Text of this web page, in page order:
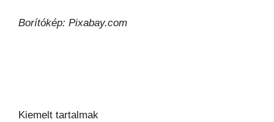
Borítókép: Pixabay.com
Kiemelt tartalmak